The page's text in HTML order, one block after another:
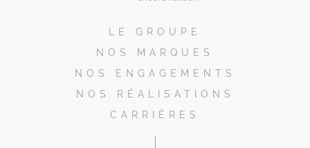
LE GROUPE
NOS MARQUES
NOS ENGAGEMENTS
NOS RÉALISATIONS
CARRIÈRES